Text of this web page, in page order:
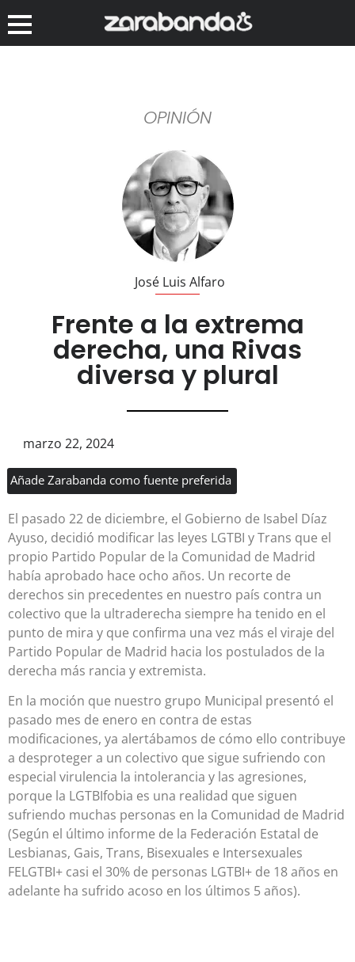
OPINIÓN
José Luis Alfaro
Frente a la extrema
derecha, una Rivas
diversa y plural
marzo 22, 2024
Añade Zarabanda como fuente preferida
El pasado 22 de diciembre, el Gobierno de Isabel Díaz
Ayuso, decidió modificar las leyes LGTBI y Trans que el
propio Partido Popular de la Comunidad de Madrid
había aprobado hace ocho años. Un recorte de
derechos sin precedentes en nuestro país contra un
colectivo que la ultraderecha siempre ha tenido en el
punto de mira y que confirma una vez más el viraje del
Partido Popular de Madrid hacia los postulados de la
derecha más rancia y extremista.
En la moción que nuestro grupo Municipal presentó el
pasado mes de enero en contra de estas
modificaciones, ya alertábamos de cómo ello contribuye
a desproteger a un colectivo que sigue sufriendo con
especial virulencia la intolerancia y las agresiones,
porque la LGTBIfobia es una realidad que siguen
sufriendo muchas personas en la Comunidad de Madrid
(Según el último informe de la Federación Estatal de
Lesbianas, Gais, Trans, Bisexuales e Intersexuales
FELGTBI+ casi el 30% de personas LGTBI+ de 18 años en
adelante ha sufrido acoso en los últimos 5 años).